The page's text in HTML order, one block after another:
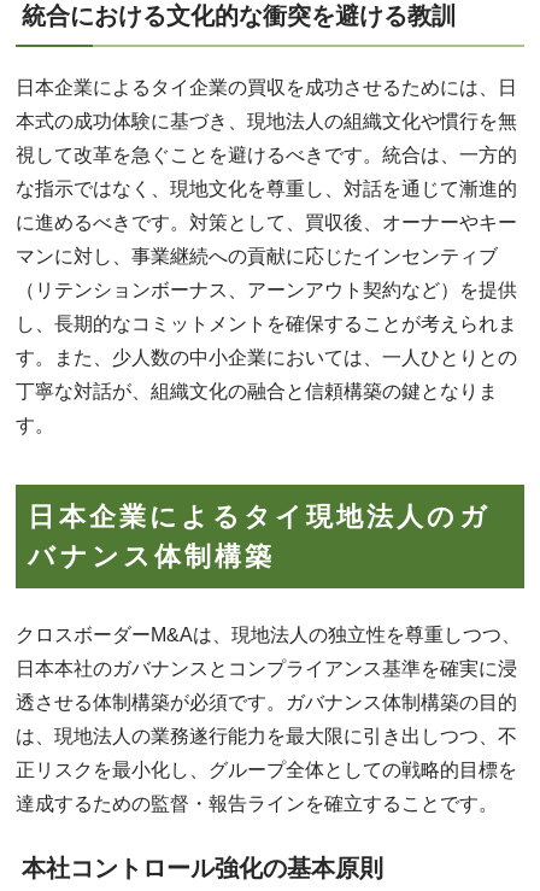
統合における文化的な衝突を避ける教訓
日本企業によるタイ企業の買収を成功させるためには、日
本式の成功体験に基づき、現地法人の組織文化や慣行を無
視して改革を急ぐことを避けるべきです。統合は、一方的
な指示ではなく、現地文化を尊重し、対話を通じて漸進的
に進めるべきです。対策として、買収後、オーナーやキー
マンに対し、事業継続への貢献に応じたインセンティブ
（リテンションボーナス、アーンアウト契約など）を提供
し、長期的なコミットメントを確保することが考えられま
す。また、少人数の中小企業においては、一人ひとりとの
丁寧な対話が、組織文化の融合と信頼構築の鍵となりま
す。
日本企業によるタイ現地法人のガ
バナンス体制構築
クロスボーダーM&Aは、現地法人の独立性を尊重しつつ、
日本本社のガバナンスとコンプライアンス基準を確実に浸
透させる体制構築が必須です。ガバナンス体制構築の目的
は、現地法人の業務遂行能力を最大限に引き出しつつ、不
正リスクを最小化し、グループ全体としての戦略的目標を
達成するための監督・報告ラインを確立することです。
本社コントロール強化の基本原則